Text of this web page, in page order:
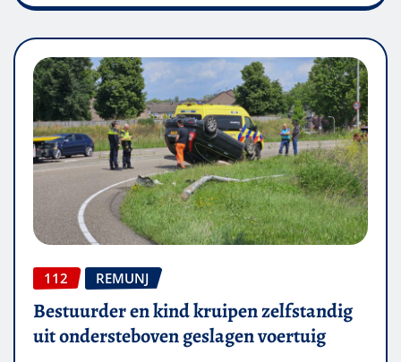
112 REMUNJ
Bestuurder en kind kruipen zelfstandig
uit ondersteboven geslagen voertuig